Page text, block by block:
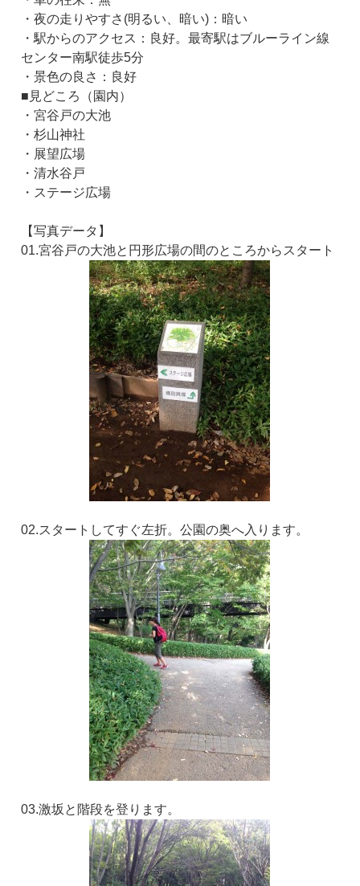
・夜の走りやすさ(明るい、暗い)：暗い
・駅からのアクセス：良好。最寄駅はブルーライン線
センター南駅徒歩5分
・景色の良さ：良好
■見どころ（園内）
・宮谷戸の大池
・杉山神社
・展望広場
・清水谷戸
・ステージ広場
【写真データ】
01.宮谷戸の大池と円形広場の間のところからスタート
02.スタートしてすぐ左折。公園の奥へ入ります。
03.激坂と階段を登ります。